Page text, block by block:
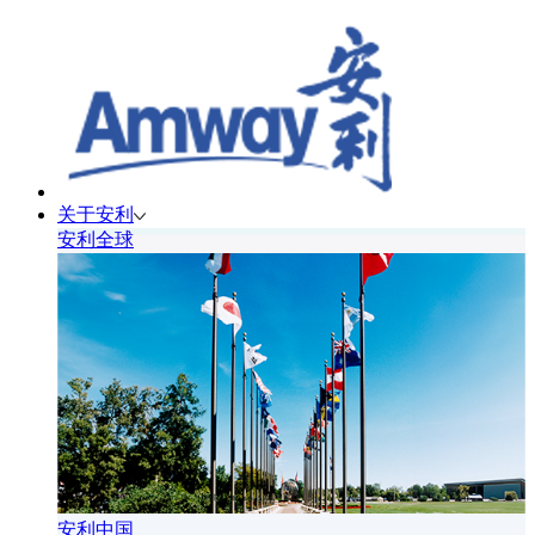
关于安利
安利全球
安利中国